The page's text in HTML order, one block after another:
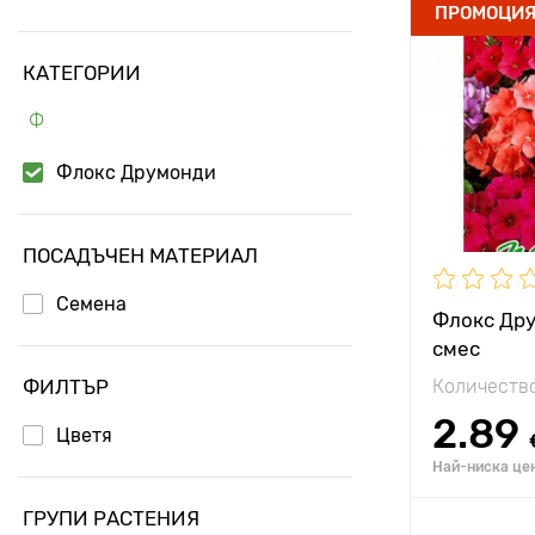
КАТЕГОРИИ
Ф
Флокс Друмонди
ПОСАДЪЧЕН МАТЕРИАЛ
Семена
ФИЛТЪР
Цветя
ГРУПИ РАСТЕНИЯ
ПРОМОЦИЯ
Флокс
смес
2.89
Най-ниска
Специални
Височина
растението
растенията